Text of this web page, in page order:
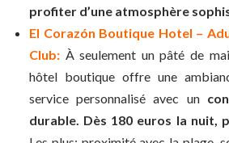
profiter d’une atmosphère
El Corazón Boutique Hotel –
Club: À seulement un pâté de
hôtel boutique offre une
service personnalisé avec un
durable. Dès 180 euros la nuit,